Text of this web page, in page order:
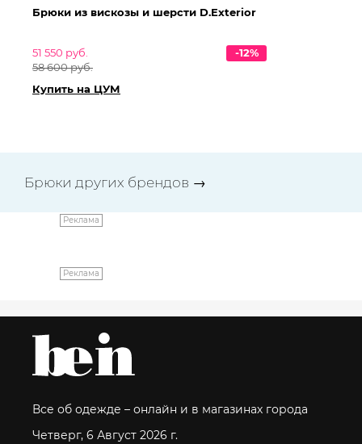
Брюки из вискозы и шерсти D.Exterior
51 550 руб.
58 600 руб.
-12%
Купить на ЦУМ
Брюки других брендов →
Реклама
Реклама
Все об одежде – онлайн и в магазинах города
Четверг, 6 Август 2026 г.